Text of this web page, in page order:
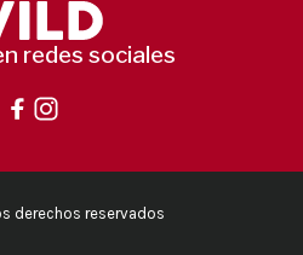
redes sociales
derechos reservados